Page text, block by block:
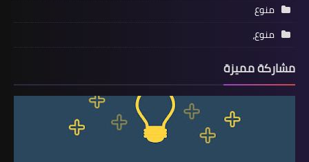
منوع
منوع،
مشاركة مميزة